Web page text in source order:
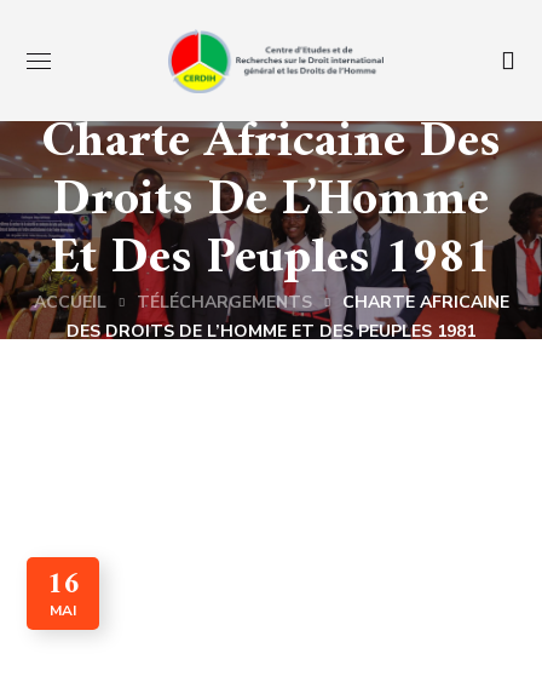
Charte Africaine Des
Droits De L’Homme
Et Des Peuples 1981
ACCUEIL TÉLÉCHARGEMENTS
CHARTE AFRICAINE
DES DROITS DE L’HOMME ET DES PEUPLES 1981
16
MAI